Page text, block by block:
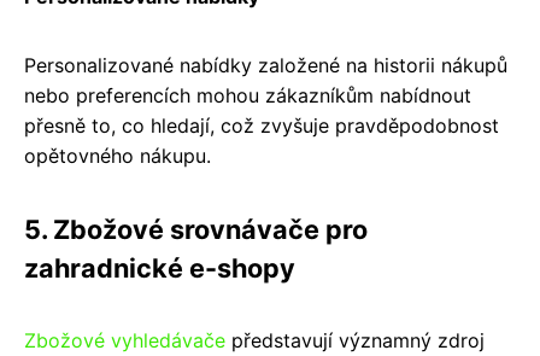
Personalizované nabídky založené na historii nákupů
nebo preferencích mohou zákazníkům nabídnout
přesně to, co hledají, což zvyšuje pravděpodobnost
opětovného nákupu.
5. Zbožové srovnávače pro
zahradnické e-shopy
Zbožové vyhledávače představují významný zdroj